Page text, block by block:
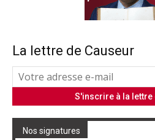
La lettre de Causeur
Nos signatures